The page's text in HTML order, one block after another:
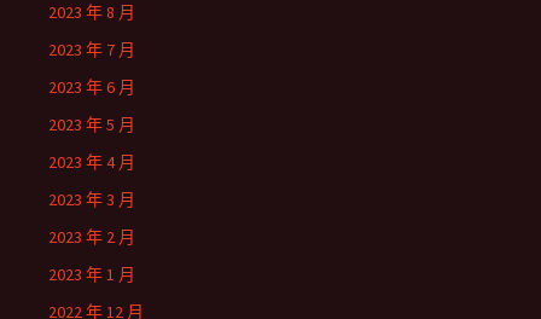
2023 年 8 月
2023 年 7 月
2023 年 6 月
2023 年 5 月
2023 年 4 月
2023 年 3 月
2023 年 2 月
2023 年 1 月
2022 年 12 月